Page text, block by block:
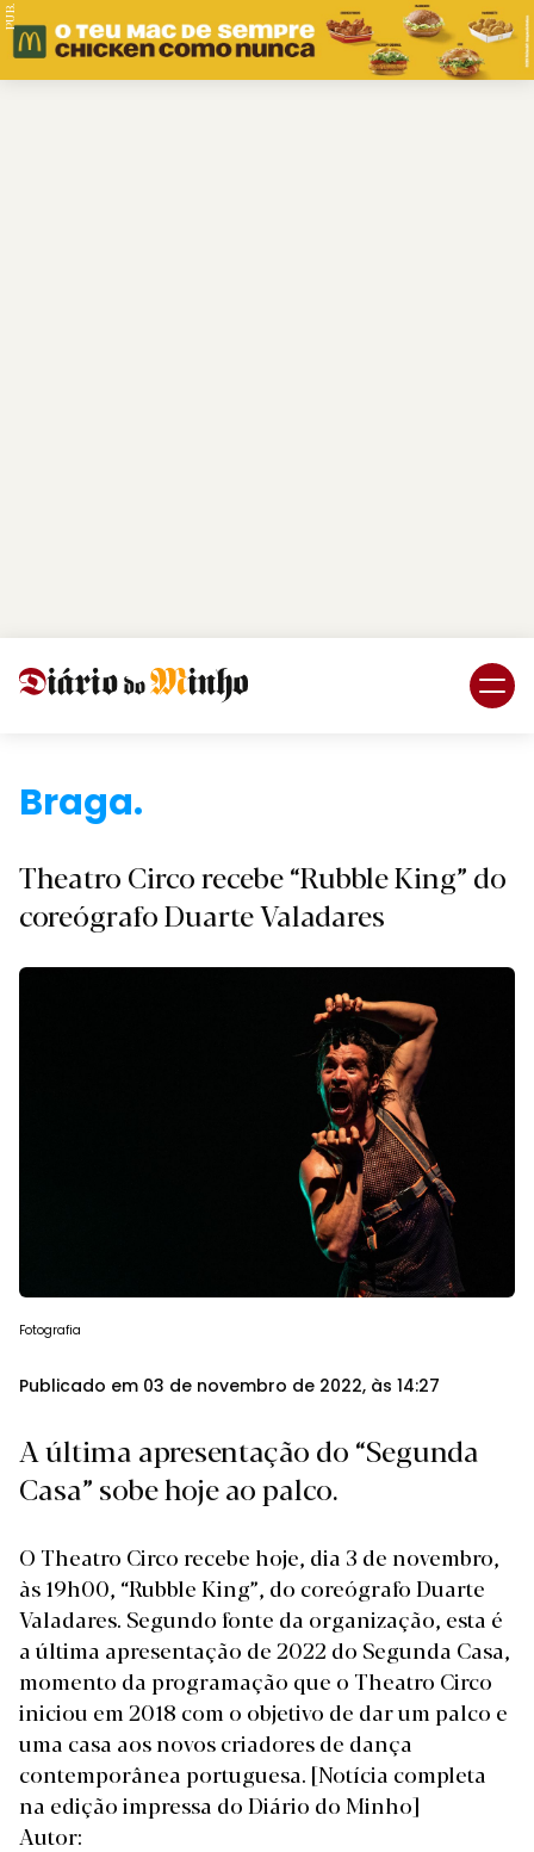
PUB.
Braga.
Theatro Circo recebe “Rubble King” do
coreógrafo Duarte Valadares
Fotografia
Publicado em 03 de novembro de 2022, às 14:27
A última apresentação do “Segunda
Casa” sobe hoje ao palco.
O Theatro Circo recebe hoje, dia 3 de novembro,
às 19h00, “Rubble King”, do coreógrafo Duarte
Valadares. Segundo fonte da organização, esta é
a última apresentação de 2022 do Segunda Casa,
momento da programação que o Theatro Circo
iniciou em 2018 com o objetivo de dar um palco e
uma casa aos novos criadores de dança
contemporânea portuguesa. [Notícia completa
na edição impressa do Diário do Minho]
Autor: